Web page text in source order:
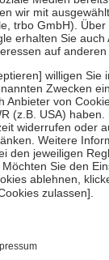
der Kosten sowie
Versicherten für
Stellung der
an bei:
bis zum
und
dass es sich